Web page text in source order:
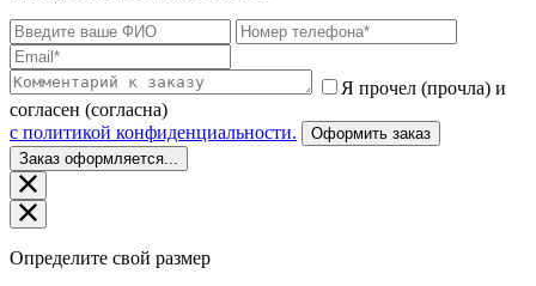
Я прочел (прочла) и
согласен (согласна)
c политикой конфиденциальности.
Оформить заказ
Заказ оформляется...
Определите свой размер